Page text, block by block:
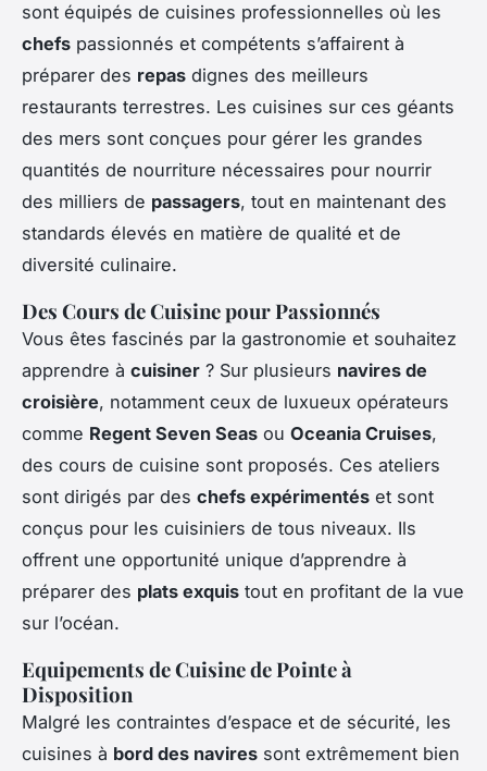
sont équipés de cuisines professionnelles où les
chefs passionnés et compétents s’affairent à
préparer des repas dignes des meilleurs
restaurants terrestres. Les cuisines sur ces géants
des mers sont conçues pour gérer les grandes
quantités de nourriture nécessaires pour nourrir
des milliers de passagers, tout en maintenant des
standards élevés en matière de qualité et de
diversité culinaire.
Des Cours de Cuisine pour Passionnés
Vous êtes fascinés par la gastronomie et souhaitez
apprendre à cuisiner ? Sur plusieurs navires de
croisière, notamment ceux de luxueux opérateurs
comme Regent Seven Seas ou Oceania Cruises,
des cours de cuisine sont proposés. Ces ateliers
sont dirigés par des chefs expérimentés et sont
conçus pour les cuisiniers de tous niveaux. Ils
offrent une opportunité unique d’apprendre à
préparer des plats exquis tout en profitant de la vue
sur l’océan.
Equipements de Cuisine de Pointe à
Disposition
Malgré les contraintes d’espace et de sécurité, les
cuisines à bord des navires sont extrêmement bien